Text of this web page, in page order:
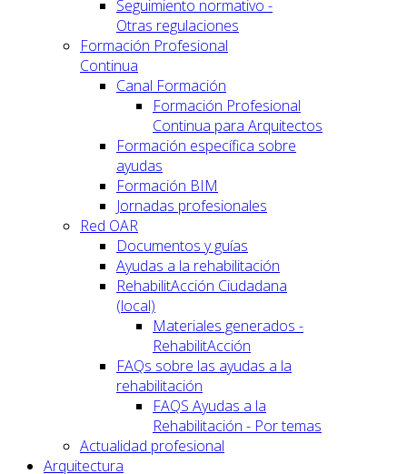
Seguimiento normativo -
Otras regulaciones
Formación Profesional
Continua
Canal Formación
Formación Profesional
Continua para Arquitectos
Formación específica sobre
ayudas
Formación BIM
Jornadas profesionales
Red OAR
Documentos y guías
Ayudas a la rehabilitación
RehabilitAcción Ciudadana
(local)
Materiales generados -
RehabilitAcción
FAQs sobre las ayudas a la
rehabilitación
FAQS Ayudas a la
Rehabilitación - Por temas
Actualidad profesional
Arquitectura